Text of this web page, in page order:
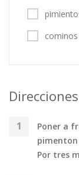
Direcciones
Poner a
Por tres